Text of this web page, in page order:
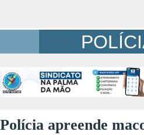
Polícia apreende